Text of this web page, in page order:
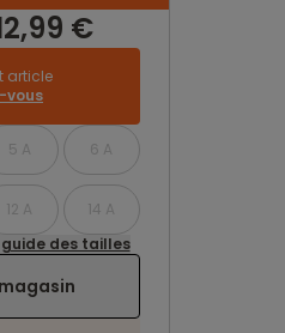
€
article
vous
5 A 6 A
12 A
14 A
guide des tailles